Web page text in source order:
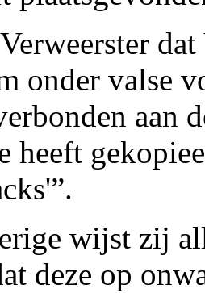
onder valse
aan
heeft
wijst zij
deze op